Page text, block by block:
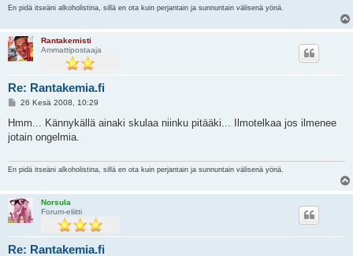
En pidä itseäni alkoholistina, sillä en ota kuin perjantain ja sunnuntain välisenä yönä.
Rantakemisti
Ammattipostaaja
Re: Rantakemia.fi
V
e
t
26 Kesä 2008, 10:29
Hmm... Kännykällä ainaki skulaa niinku pitääki... Ilmotelkaa jos ilmenee
jotain ongelmia.
En pidä itseäni alkoholistina, sillä en ota kuin perjantain ja sunnuntain välisenä yönä.
Norsula
Forum-eliitti
Re: Rantakemia.fi